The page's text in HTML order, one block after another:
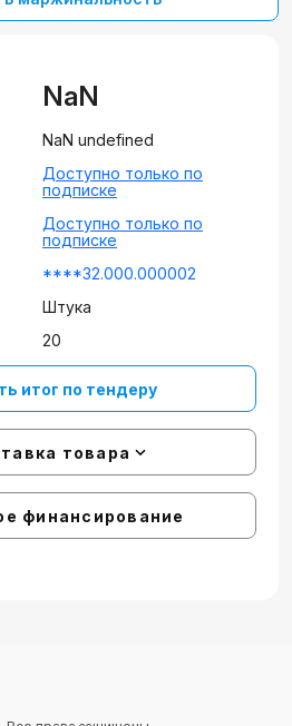
NaN
NaN undefined
Доступно только по
подписке
Доступно только по
подписке
****32.000.000002
Штука
20
итог по тендеру
товара
финансирование